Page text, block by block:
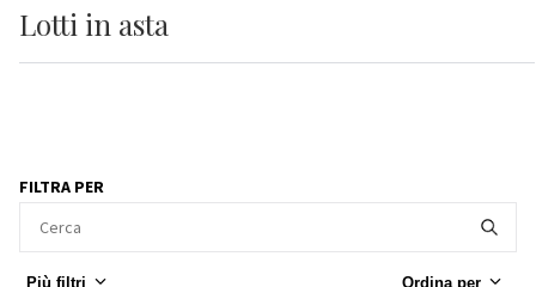
Lotti in asta
FILTRA PER
Più filtri Ordina per